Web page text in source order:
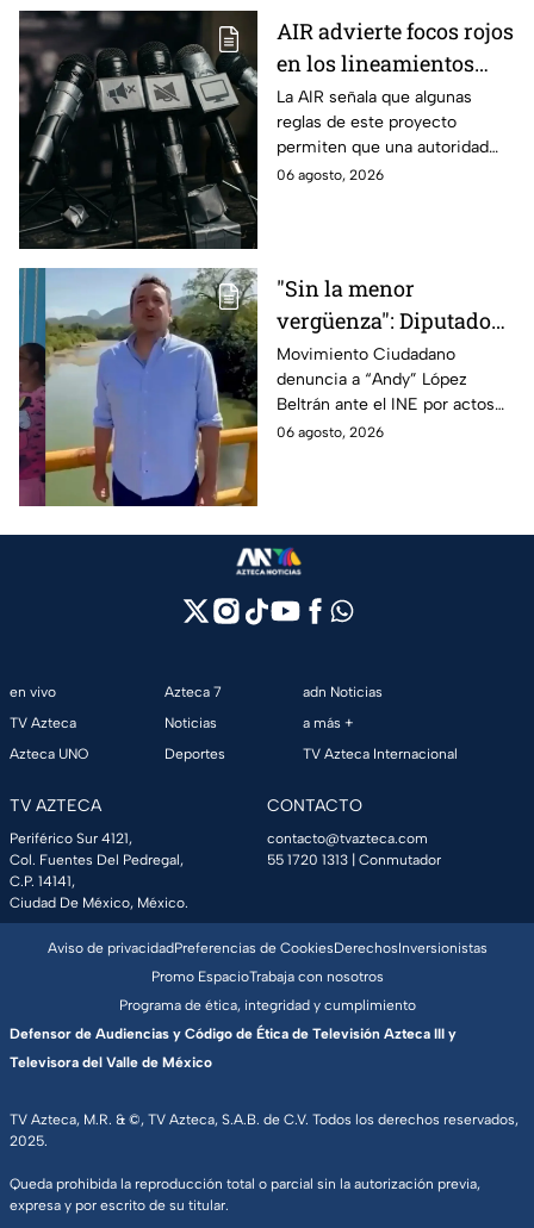
AIR advierte focos rojos
en los lineamientos
para proteger a las
audiencias
La AIR señala que algunas
reglas de este proyecto
permiten que una autoridad
gubernamental supervise,
06 agosto, 2026
"Sin la menor
vergüenza": Diputado
Juan Zavala denuncia
ante el INE a Andy
López Beltrán por
campaña anticipada en
Movimiento Ciudadano
denuncia a “Andy” López
Beltrán ante el INE por actos
anticipados de campaña en
06 agosto, 2026
en vivo
TV Azteca
Azteca UNO
Azteca 7
Noticias
Deportes
adn Noticias
a más +
TV Azteca Internacional
TV AZTECA
Periférico Sur 4121,
Col. Fuentes Del Pedregal,
C.P. 14141,
Ciudad De México, México.
CONTACTO
contacto@tvazteca.com
55 1720 1313 | Conmutador
TV Azteca, M.R. & ©, TV Azteca, S.A.B. de C.V. Todos los derechos reservados,
2025.
Queda prohibida la reproducción total o parcial sin la autorización previa,
expresa y por escrito de su titular.
Aviso de privacidadPreferencias de CookiesDerechosInversionistas
Promo EspacioTrabaja con nosotros
Programa de ética, integridad y cumplimiento
Defensor de Audiencias y Código de Ética de Televisión Azteca III y
Televisora del Valle de México